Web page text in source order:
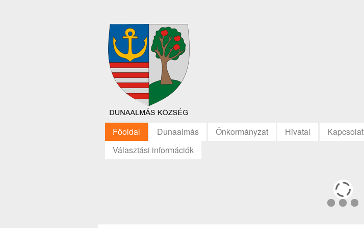
Főoldal Dunaalmás Önkormányzat Hivatal Kapcsolat
Választási információk